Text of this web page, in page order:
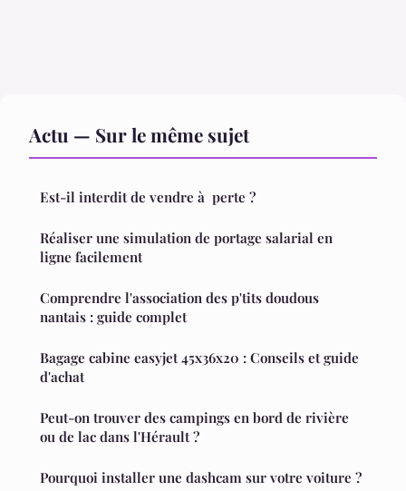
Actu — Sur le même sujet
Est-il interdit de vendre à perte ?
Réaliser une simulation de portage salarial en
ligne facilement
Comprendre l'association des p'tits doudous
nantais : guide complet
Bagage cabine easyjet 45x36x20 : Conseils et guide
d'achat
Peut-on trouver des campings en bord de rivière
ou de lac dans l'Hérault ?
Pourquoi installer une dashcam sur votre voiture ?